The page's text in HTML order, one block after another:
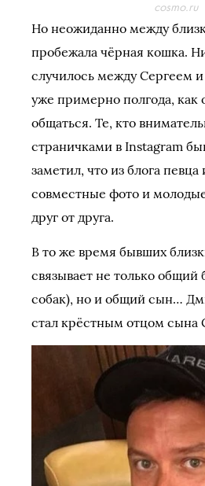
cosmo.ru
Но неожиданно между
пробежала чёрная кошка.
случилось между Сергеем
уже примерно полгода, как
общаться. Те, кто
страничками в Instagram
заметил, что из блога певца
совместные фото и
друг от друга.
В то же время бывших
связывает не только общий
собак), но и общий сын…
стал крёстным отцом сына